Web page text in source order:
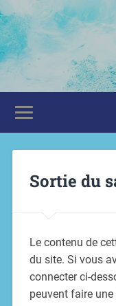
Sortie du
Le contenu de
du site. Si vous
connecter ci-
peuvent faire